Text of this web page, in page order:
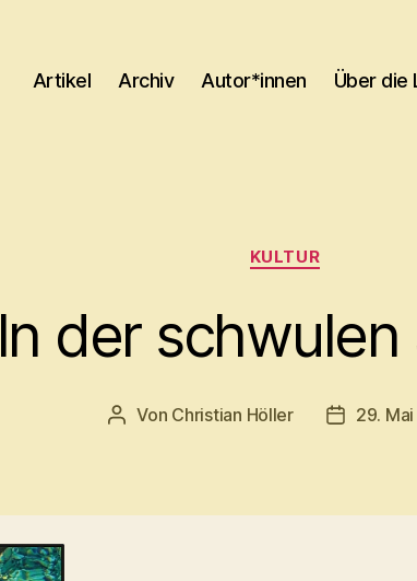
Artikel Archiv Autor*innen Über die
Kategorien
KULTUR
In der schwulen
Beitragsautor
Von Christian Höller 29.